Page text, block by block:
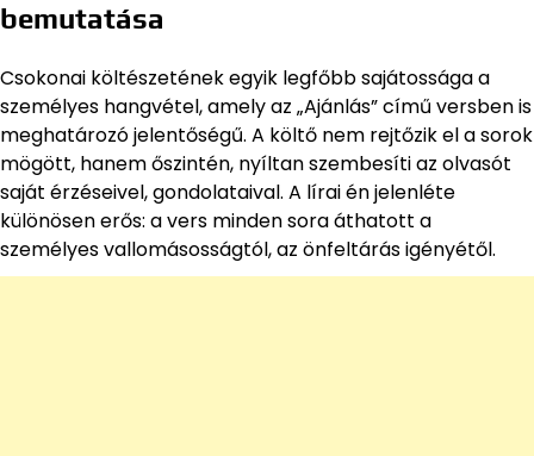
bemutatása
Csokonai költészetének egyik legfőbb sajátossága a
személyes hangvétel, amely az „Ajánlás” című versben is
meghatározó jelentőségű. A költő nem rejtőzik el a sorok
mögött, hanem őszintén, nyíltan szembesíti az olvasót
saját érzéseivel, gondolataival. A lírai én jelenléte
különösen erős: a vers minden sora áthatott a
személyes vallomásosságtól, az önfeltárás igényétől.